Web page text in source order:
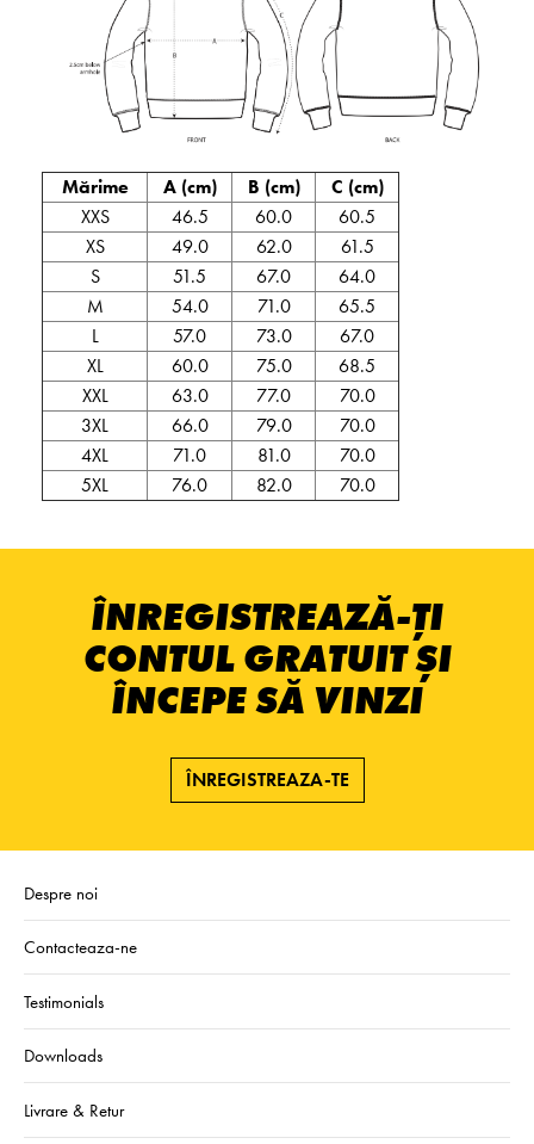
Mărime A (cm) B (cm)
C (cm)
XXS
46.5 60.0
60.5
XS
49.0 62.0
61.5
S
51.5 67.0
64.0
M
54.0 71.0
65.5
L
57.0 73.0
67.0
XL
60.0 75.0
68.5
XXL
63.0 77.0
70.0
3XL
66.0 79.0
70.0
4XL
71.0 81.0
70.0
5XL
76.0 82.0 70.0
ÎNREGISTREAZĂ-ȚI
CONTUL GRATUIT ȘI
ÎNCEPE SĂ VINZI
ÎNREGISTREAZA-TE
Despre noi
Contacteaza-ne
Testimonials
Downloads
Livrare & Retur